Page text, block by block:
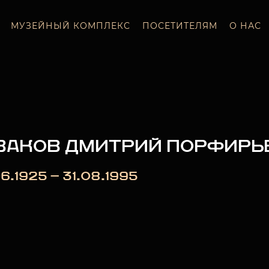
МУЗЕЙНЫЙ КОМПЛЕКС ПОСЕТИТЕЛЯМ О НАС
ДМИТРИЙ
— 31.08.1995